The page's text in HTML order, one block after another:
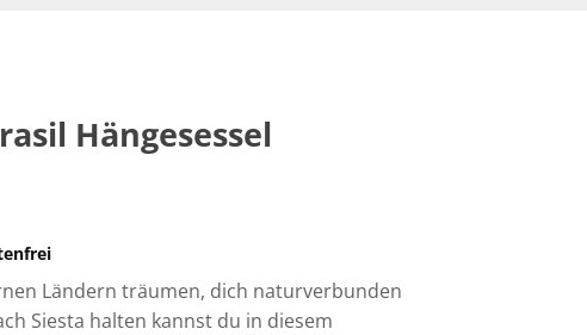
Hängesessel
Ländern träumen, dich naturverbunden
Siesta halten kannst du in diesem